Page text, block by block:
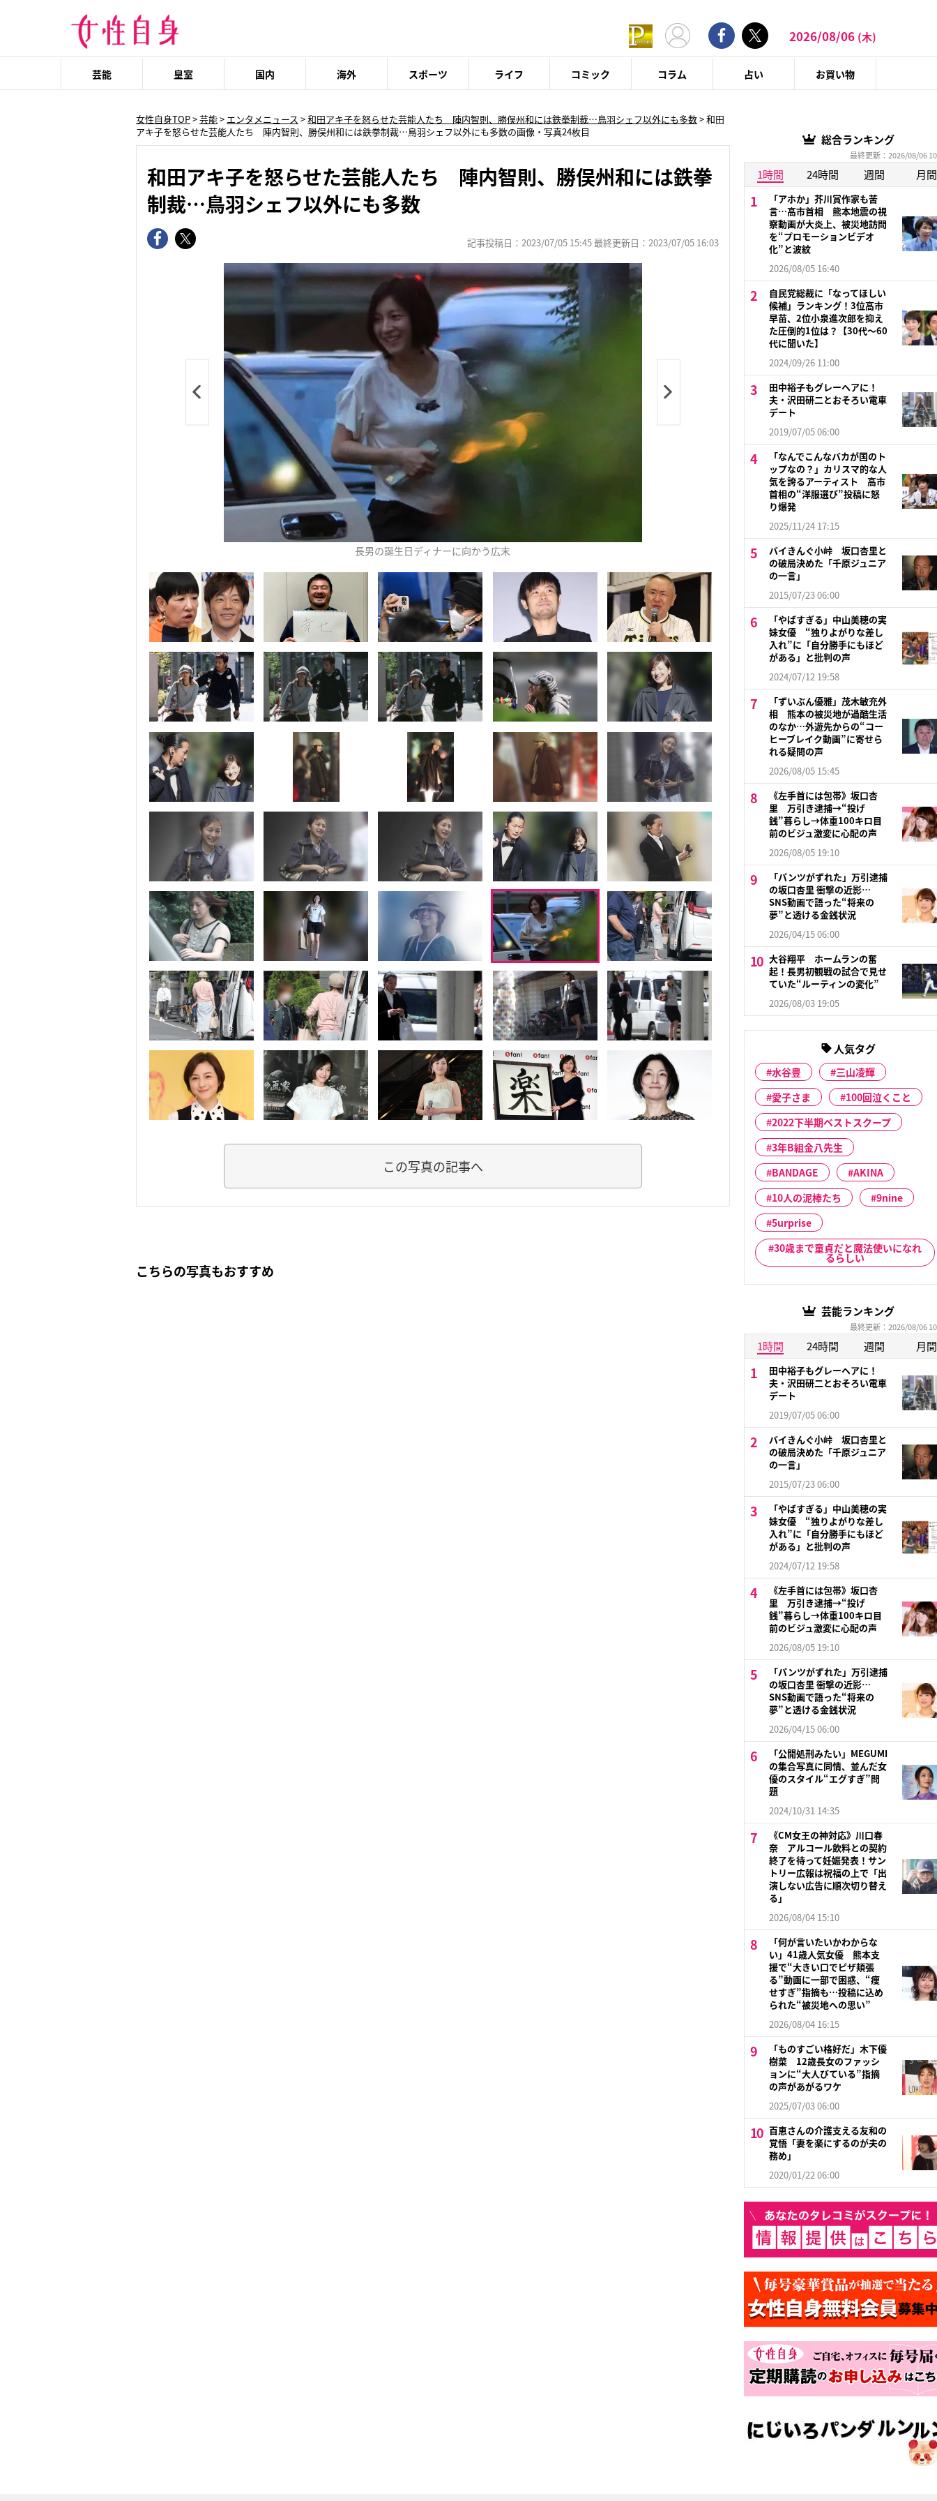
2026/08/06 (木)
芸能 皇室 国内 海外 スポーツ ライフ コミック コラム 占い お買い物
女性自身TOP>芸能> エンタメニュース >和田アキ子を怒らせた芸能人たち 陣内智則、勝俣州和には鉄拳制裁…鳥羽シェフ以外にも多数>和田
アキ子を怒らせた芸能人たち 陣内智則、勝俣州和には鉄拳制裁…鳥羽シェフ以外にも多数の画像・写真24枚目
和田アキ子を怒らせた芸能人たち 陣内智則、勝俣州和には鉄拳
制裁…鳥羽シェフ以外にも多数
記事投稿日：2023/07/05 15:45 最終更新日：2023/07/05 16:03
長男の誕生日ディナーに向かう広末
この写真の記事へ
こちらの写真もおすすめ
総合ランキング
最終更新：2026/08/06
1時間 24時間 週間 月間
「アホか」芥川賞作家も苦
言…高市首相 熊本地震の視
察動画が大炎上、被災地訪問
を“プロモーションビデオ
化”と波紋
2026/08/05 16:40
自民党総裁に「なってほしい
候補」ランキング！3位高市
早苗、2位小泉進次郎を抑え
た圧倒的1位は？【30代〜60
代に聞いた】
2024/09/26 11:00
田中裕子もグレーヘアに！
夫・沢田研二とおそろい電車
デート
2019/07/05 06:00
「なんでこんなバカが国のト
ップなの？」カリスマ的な人
気を誇るアーティスト 高市
首相の“洋服選び”投稿に怒
り爆発
2025/11/24 17:15
バイきんぐ小峠 坂口杏里と
の破局決めた「千原ジュニア
の一言」
2015/07/23 06:00
「やばすぎる」中山美穂の実
妹女優 “独りよがりな差し
入れ”に「自分勝手にもほど
がある」と批判の声
2024/07/12 19:58
「ずいぶん優雅」茂木敏充外
相 熊本の被災地が過酷生活
のなか…外遊先からの“コー
ヒーブレイク動画”に寄せら
れる疑問の声
2026/08/05 15:45
《左手首には包帯》坂口杏
里 万引き逮捕→“投げ
銭”暮らし→体重100キロ目
前のビジュ激変に心配の声
2026/08/05 19:10
「パンツがずれた」万引逮捕
の坂口杏里 衝撃の近影…
SNS動画で語った“将来の
夢”と透ける金銭状況
2026/04/15 06:00
大谷翔平 ホームランの奮
起！長男初観戦の試合で見せ
ていた“ルーティンの変化”
2026/08/03 19:05
人気タグ
水谷豊
三山凌輝
愛子さま
100回泣くこと
2022下半期ベストスクープ
3年B組金八先生
BANDAGE
AKINA
10人の泥棒たち
9nine
5urprise
30歳まで童貞だと魔法使いになれ
るらしい
芸能ランキング
最終更新：2026/08/06
1時間 24時間 週間 月間
田中裕子もグレーヘアに！
夫・沢田研二とおそろい電車
デート
2019/07/05 06:00
バイきんぐ小峠 坂口杏里と
の破局決めた「千原ジュニア
の一言」
2015/07/23 06:00
「やばすぎる」中山美穂の実
妹女優 “独りよがりな差し
入れ”に「自分勝手にもほど
がある」と批判の声
2024/07/12 19:58
《左手首には包帯》坂口杏
里 万引き逮捕→“投げ
銭”暮らし→体重100キロ目
前のビジュ激変に心配の声
2026/08/05 19:10
「パンツがずれた」万引逮捕
の坂口杏里 衝撃の近影…
SNS動画で語った“将来の
夢”と透ける金銭状況
2026/04/15 06:00
「公開処刑みたい」MEGUMI
の集合写真に同情、並んだ女
優のスタイル“エグすぎ”問
題
2024/10/31 14:35
《CM女王の神対応》川口春
奈 アルコール飲料との契約
終了を待って妊娠発表！サン
トリー広報は祝福の上で「出
演しない広告に順次切り替え
る」
2026/08/04 15:10
「何が言いたいかわからな
い」41歳人気女優 熊本支
援で“大きい口でピザ頬張
る”動画に一部で困惑、“痩
せすぎ”指摘も…投稿に込め
られた“被災地への思い”
2026/08/04 16:15
「ものすごい格好だ」木下優
樹菜 12歳長女のファッシ
ョンに“大人びている”指摘
の声があがるワケ
2025/07/03 06:00
百恵さんの介護支える友和の
覚悟「妻を楽にするのが夫の
務め」
2020/01/22 06:00